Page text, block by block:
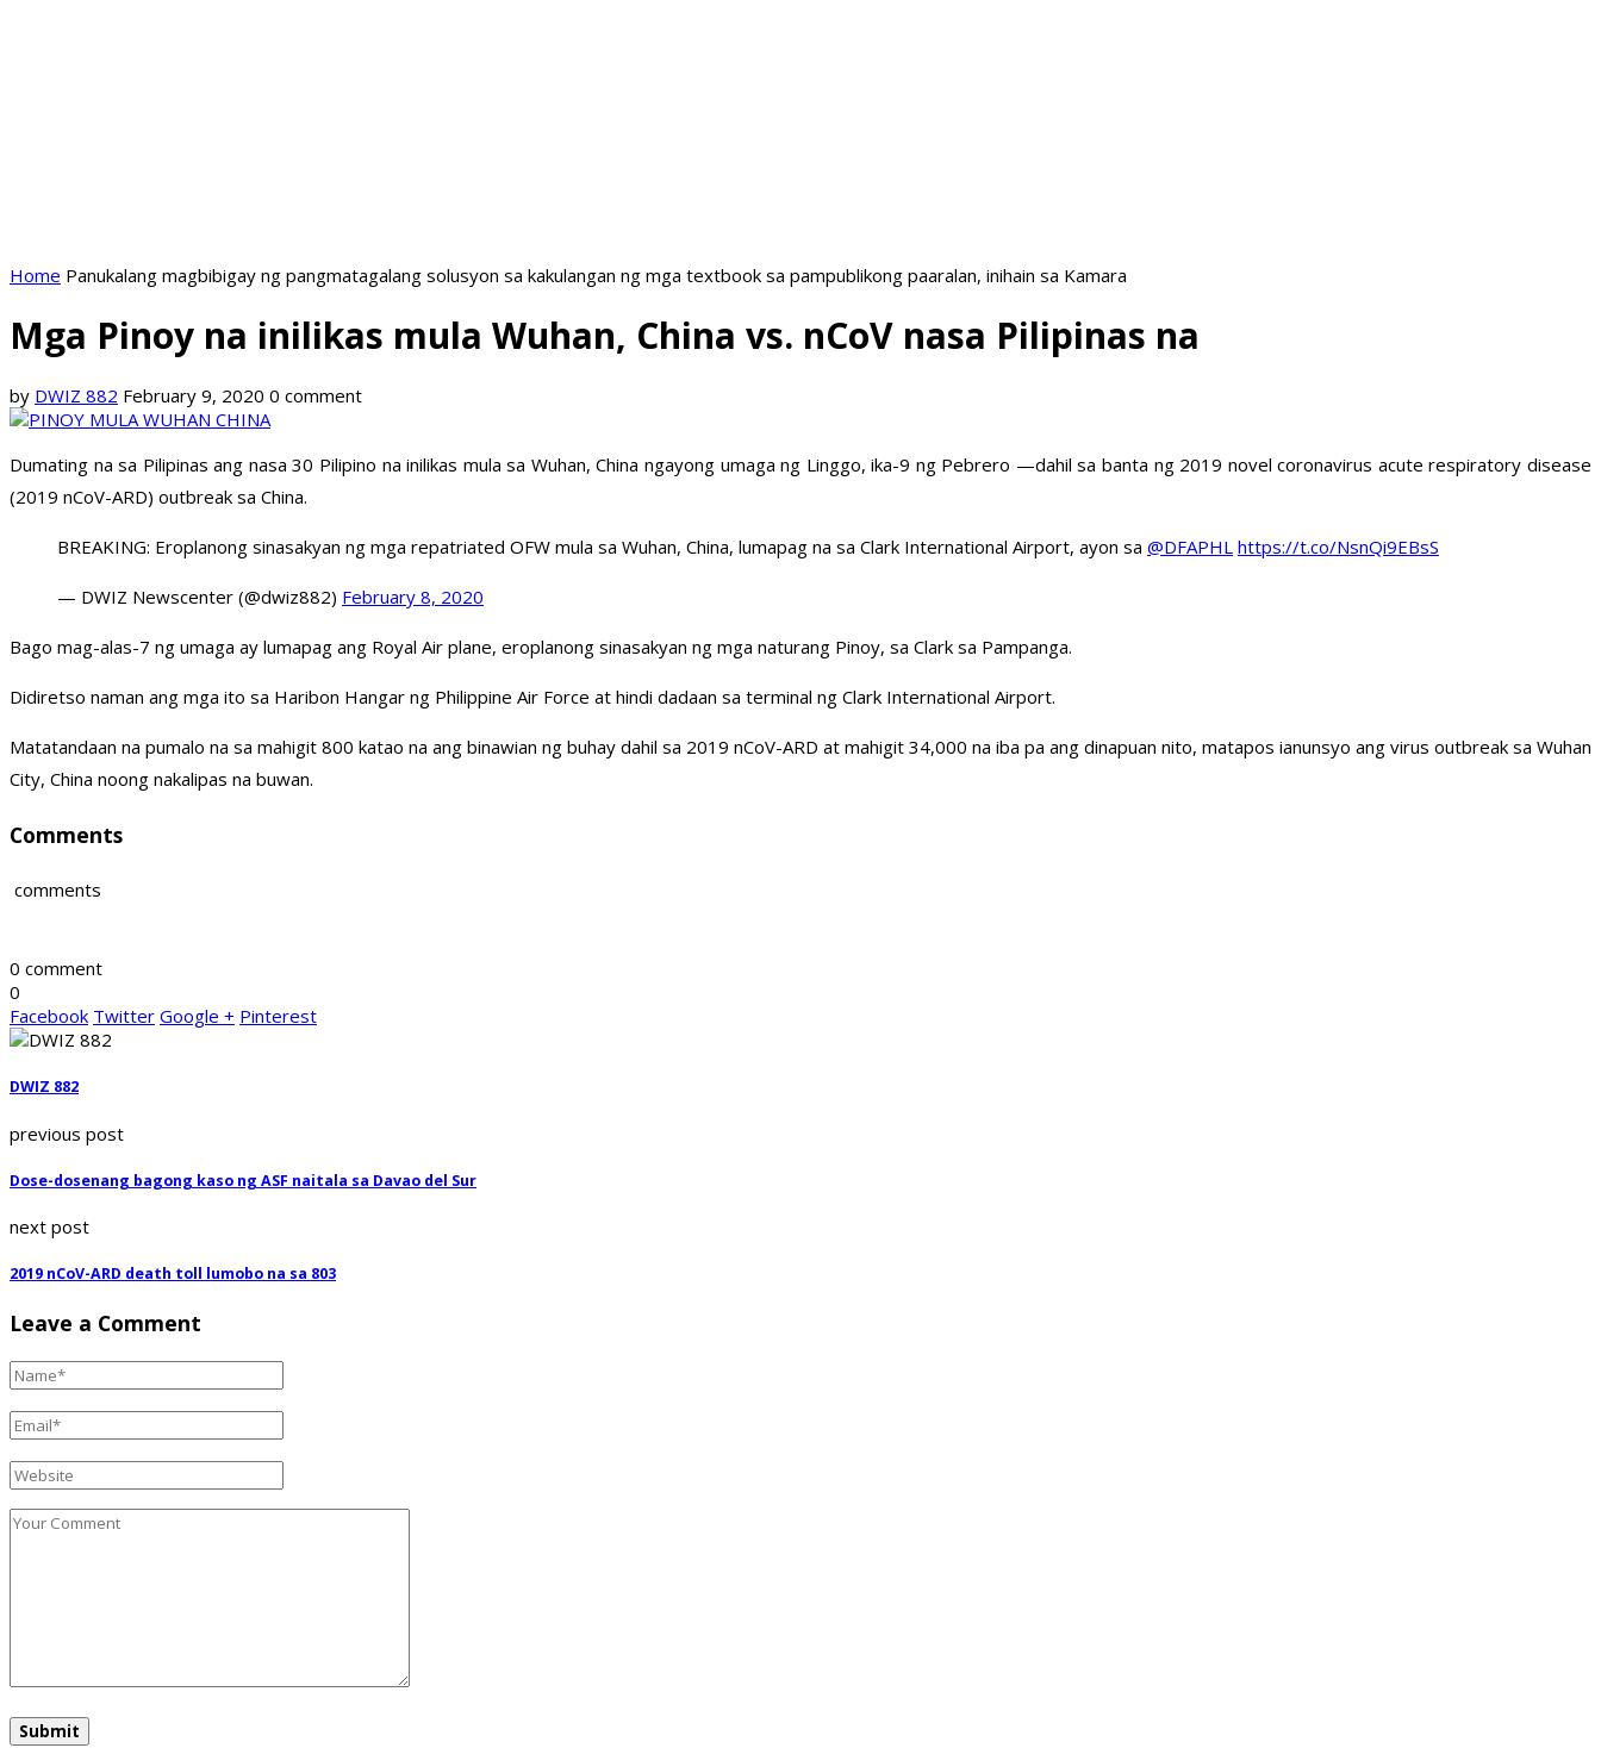
Home Panukalang magbibigay ng pangmatagalang solusyon sa kakulangan ng mga textbook sa pampublikong paaralan, inihain sa Kamara
Mga Pinoy na inilikas mula Wuhan, China vs. nCoV nasa Pilipinas na
by DWIZ 882 February 9, 2020 0 comment
Dumating na sa Pilipinas ang nasa 30 Pilipino na inilikas mula sa Wuhan, China ngayong umaga ng Linggo, ika-9 ng Pebrero —dahil sa banta ng 2019 novel coronavirus acute respiratory disease
(2019 nCoV-ARD) outbreak sa China.
BREAKING: Eroplanong sinasakyan ng mga repatriated OFW mula sa Wuhan, China, lumapag na sa Clark International Airport, ayon sa @DFAPHL https://t.co/NsnQi9EBsS
— DWIZ Newscenter (@dwiz882) February 8, 2020
Bago mag-alas-7 ng umaga ay lumapag ang Royal Air plane, eroplanong sinasakyan ng mga naturang Pinoy, sa Clark sa Pampanga.
Didiretso naman ang mga ito sa Haribon Hangar ng Philippine Air Force at hindi dadaan sa terminal ng Clark International Airport.
Matatandaan na pumalo na sa mahigit 800 katao na ang binawian ng buhay dahil sa 2019 nCoV-ARD at mahigit 34,000 na iba pa ang dinapuan nito, matapos ianunsyo ang virus outbreak sa Wuhan
City, China noong nakalipas na buwan.
Comments
comments
0 comment
0
Facebook Twitter Google + Pinterest
DWIZ 882
previous post
Dose-dosenang bagong kaso ng ASF naitala sa Davao del Sur
next post
2019 nCoV-ARD death toll lumobo na sa 803
Leave a Comment